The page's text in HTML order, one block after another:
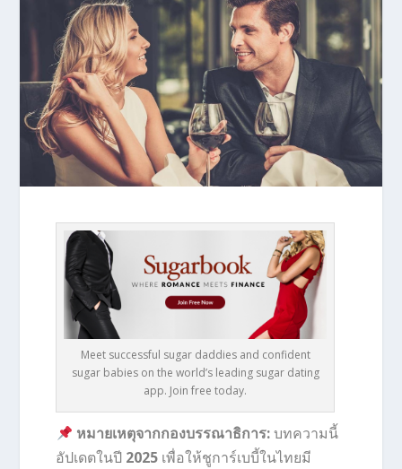
Meet successful sugar daddies and confident
sugar babies on the world’s leading sugar dating
app. Join free today.
หมายเหตุจากกองบรรณาธิการ:บทความนี้
อัปเดตในปี 2025 เพื่อให้ชูการ์เบบี้ในไทยมี